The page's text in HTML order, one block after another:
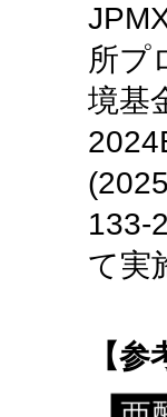
所プ
境基
133-
て実
【参